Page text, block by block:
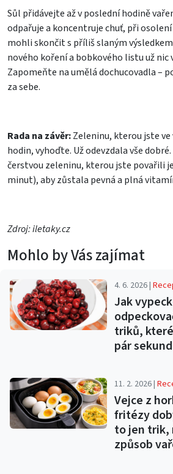
Sůl přidávejte až v poslední hodině
odpařuje a koncentruje chuť, při
mohli skončit s příliš slaným
nového koření a bobkového listu už
Zapomeňte na umělá dochucovadla –
za sebe.
Rada na závěr:Zeleninu, kterou jste
hodin, vyhoďte. Už odevzdala vše
čerstvou zeleninu, kterou jste povařili
minut), aby zůstala pevná a plná
Zdroj: iletaky.cz
Mohlo by Vás zajímat
4. 6. 2026 |
Jak
triků,
pár sekund
11. 2. 2026 |
Vejce z
fritézy
to jen trik,
způsob